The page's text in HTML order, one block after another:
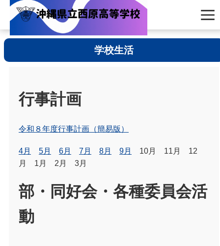
学校生活
行事計画
令和８年度行事計画（簡易版）
4月 5月 6月 7月 8月 9月
10月 11月 12
月 1月 2月 3月
部・同好会・各種委員会活
動